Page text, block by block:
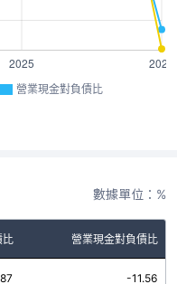
營業現金對負債比
數據單位：%
比 營業現金對負債比
-11.56